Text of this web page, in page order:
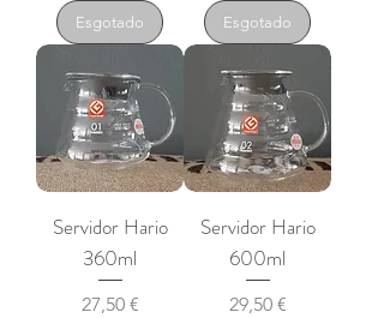
Esgotado Esgotado
Servidor Hario
360ml
Preço
27,50 €
Servidor Hario
600ml
Preço
29,50 €